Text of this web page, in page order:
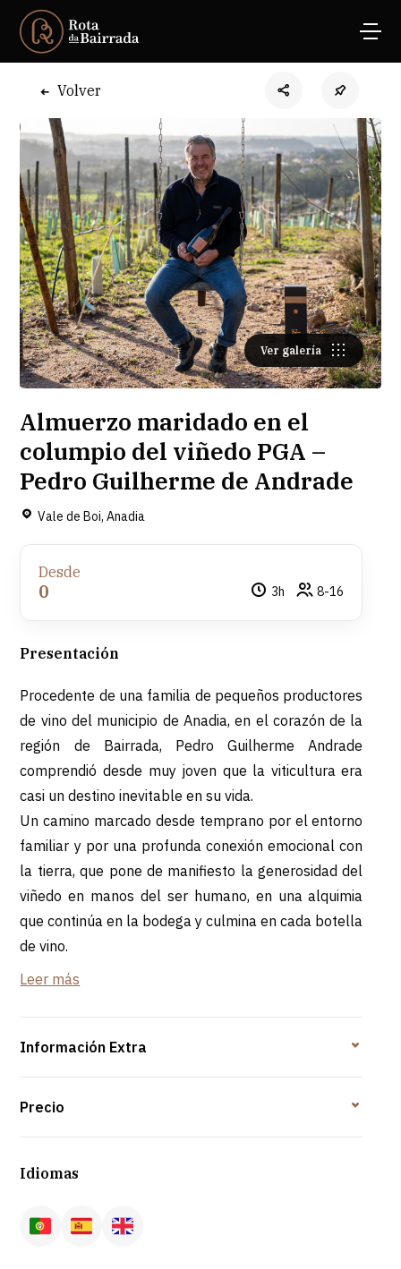
Volver
Ver galería
Almuerzo maridado en el
columpio del viñedo PGA –
Pedro Guilherme de Andrade
Vale de Boi, Anadia
Desde
0 3h 8-16
Presentación
Procedente de una familia de pequeños productores
de vino del municipio de Anadia, en el corazón de la
región de Bairrada, Pedro Guilherme Andrade
comprendió desde muy joven que la viticultura era
casi un destino inevitable en su vida.
Un camino marcado desde temprano por el entorno
familiar y por una profunda conexión emocional con
la tierra, que pone de manifiesto la generosidad del
viñedo en manos del ser humano, en una alquimia
que continúa en la bodega y culmina en cada botella
de vino.
viñedo, con vistas panorámicas a la región de
Leer más
Información Extra
Precio
Idiomas